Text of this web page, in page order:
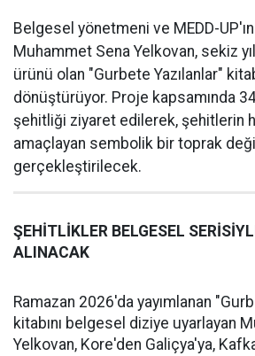
Belgesel yönetmeni ve MEDD-
Muhammet Sena Yelkovan, sekiz
ürünü olan "Gurbete Yazılanlar"
dönüştürüyor. Proje kapsamında
şehitliği ziyaret edilerek, şehitlerin
amaçlayan sembolik bir toprak
gerçekleştirilecek.
ŞEHİTLİKLER BELGESEL
ALINACAK
Ramazan 2026'da yayımlanan
kitabını belgesel diziye uyarlayan
Yelkovan, Kore'den Galiçya'ya,